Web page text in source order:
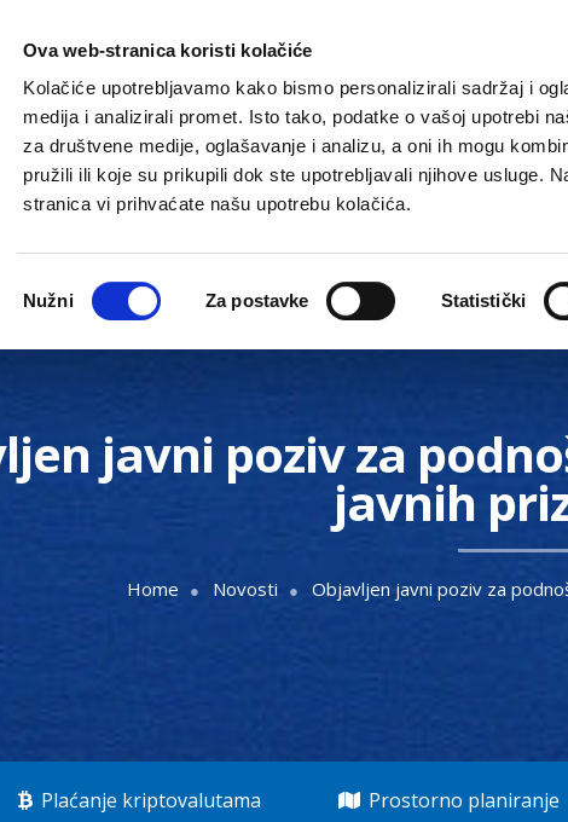
Ova web-stranica koristi kolačiće
Kolačiće upotrebljavamo kako bismo personalizirali sadržaj i
medija i analizirali promet. Isto tako, podatke o vašoj upotrebi
za društvene medije, oglašavanje i analizu, a oni ih mogu
pružili ili koje su prikupili dok ste upotrebljavali njihove usluge.
stranica vi prihvaćate našu upotrebu kolačića.
pristanka
Nužni Za postavke Statistički
Gradska uprava Gradske ustanove, tvrtke i škole
javni poziv za
javnih
Home Novosti Objavljen javni poziv za
Plaćanje kriptovalutama Prostorno planiranje